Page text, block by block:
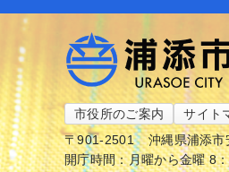
市役所のご案内 サイト
〒901-2501
沖縄県浦添
開庁時間：月曜から金曜 8